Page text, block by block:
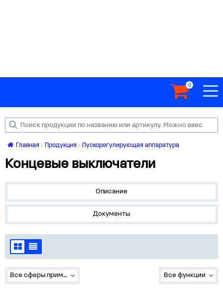
0
Главная Продукция Пускорегулирующая аппаратура
Концевые выключатели
Описание
Документы
Все сферы применения Все функции